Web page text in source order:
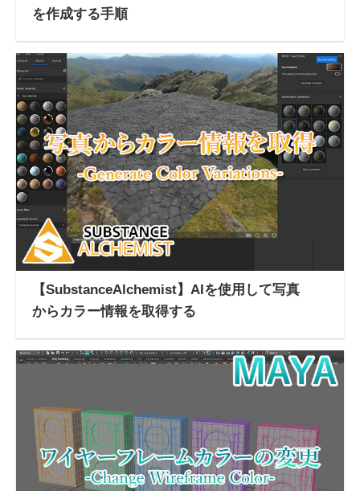
を作成する手順
【SubstanceAlchemist】AIを使用して写真
からカラー情報を取得する